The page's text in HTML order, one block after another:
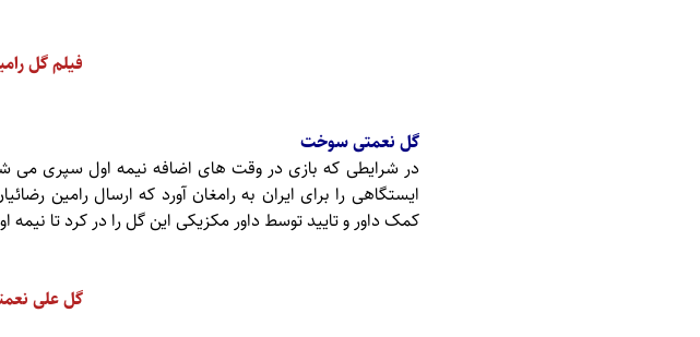
فیلم گل
گل نعمتی سوخت
در شرایطی که بازی در وقت های اضافه نیمه اول سپری
ایستگاهی را برای ایران به رامغان آورد که ارسال رامین
کمک داور و تایید توسط داور مکزیکی این گل را در کرد تا
گل علی